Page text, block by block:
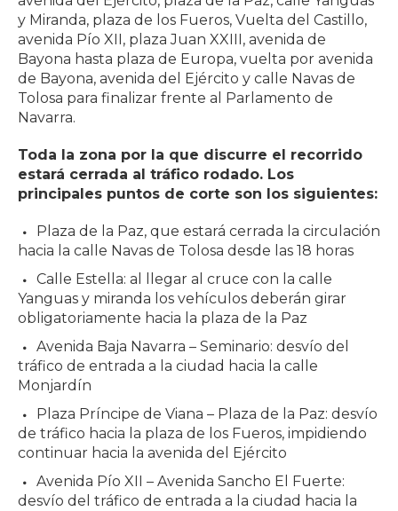
y Miranda, plaza de los Fueros, Vuelta del Castillo,
avenida Pío XII, plaza Juan XXIII, avenida de
Bayona hasta plaza de Europa, vuelta por avenida
de Bayona, avenida del Ejército y calle Navas de
Tolosa para finalizar frente al Parlamento de
Navarra.
Toda la zona por la que discurre el recorrido
estará cerrada al tráfico rodado. Los
principales puntos de corte son los siguientes:
Plaza de la Paz, que estará cerrada la circulación
hacia la calle Navas de Tolosa desde las 18 horas
Calle Estella: al llegar al cruce con la calle
Yanguas y miranda los vehículos deberán girar
obligatoriamente hacia la plaza de la Paz
Avenida Baja Navarra – Seminario: desvío del
tráfico de entrada a la ciudad hacia la calle
Monjardín
Plaza Príncipe de Viana – Plaza de la Paz: desvío
de tráfico hacia la plaza de los Fueros, impidiendo
continuar hacia la avenida del Ejército
Avenida Pío XII – Avenida Sancho El Fuerte:
desvío del tráfico de entrada a la ciudad hacia la